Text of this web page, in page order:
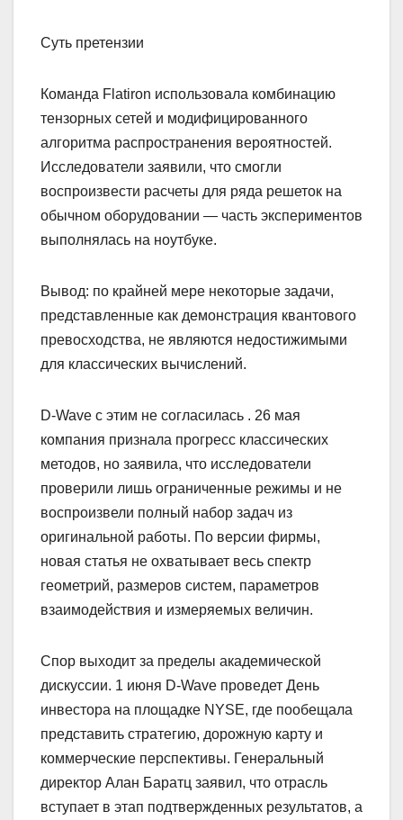
Суть претензии
Команда Flatiron использовала комбинацию
тензорных сетей и модифицированного
алгоритма распространения вероятностей.
Исследователи заявили, что смогли
воспроизвести расчеты для ряда решеток на
обычном оборудовании — часть экспериментов
выполнялась на ноутбуке.
Вывод: по крайней мере некоторые задачи,
представленные как демонстрация квантового
превосходства, не являются недостижимыми
для классических вычислений.
D-Wave с этим не согласилась . 26 мая
компания признала прогресс классических
методов, но заявила, что исследователи
проверили лишь ограниченные режимы и не
воспроизвели полный набор задач из
оригинальной работы. По версии фирмы,
новая статья не охватывает весь спектр
геометрий, размеров систем, параметров
взаимодействия и измеряемых величин.
Спор выходит за пределы академической
дискуссии. 1 июня D-Wave проведет День
инвестора на площадке NYSE, где пообещала
представить стратегию, дорожную карту и
коммерческие перспективы. Генеральный
директор Алан Баратц заявил, что отрасль
вступает в этап подтвержденных результатов, а